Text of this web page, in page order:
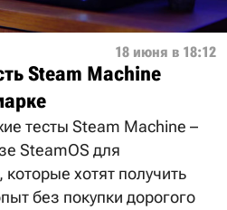
18 июня в 18:12
Steam Machine
тесты Steam Machine –
SteamOS для
хотят получить
без покупки дорогого